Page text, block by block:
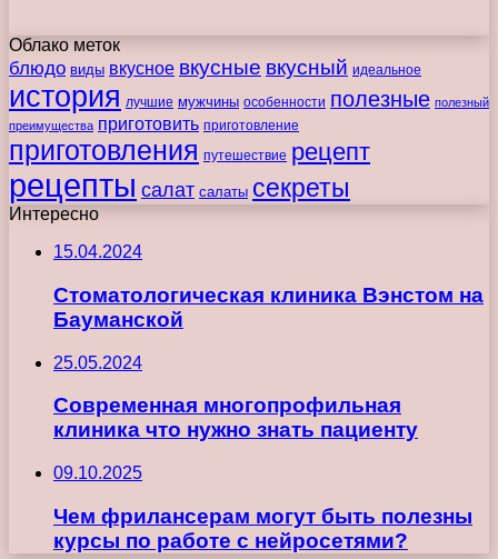
Облако меток
блюдо виды вкусное вкусные вкусный идеальное
история лучшие мужчины особенности полезные полезный
преимущества приготовить приготовление
приготовления путешествие рецепт
рецепты салат салаты секреты
Интересно
15.04.2024
Стоматологическая клиника Вэнстом на
Бауманской
25.05.2024
Современная многопрофильная
клиника что нужно знать пациенту
09.10.2025
Чем фрилансерам могут быть полезны
курсы по работе с нейросетями?